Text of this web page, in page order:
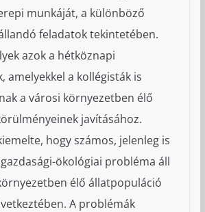
munkáját, a különböző
feladatok tekintetében.
azok a hétköznapi
amelyekkel a kollégisták is
a városi környezetben élő
javításához.
hogy számos, jelenleg is
ökológiai probléma áll
élő állatpopuláció
A problémák